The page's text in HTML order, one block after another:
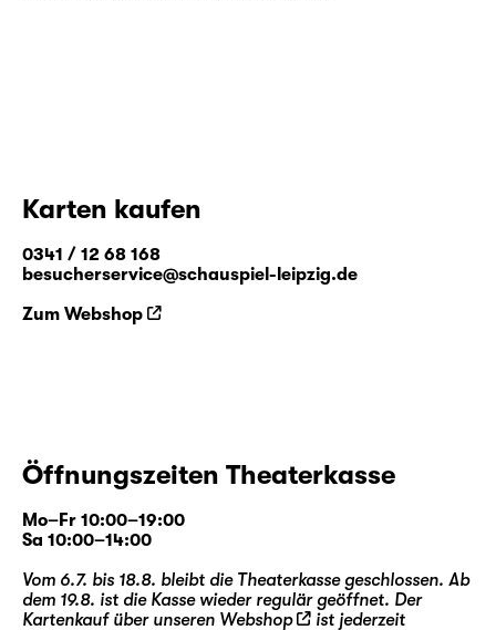
Karten kaufen
0341 / 12 68 168
besucherservice@schauspiel-leipzig.de
Zum Webshop
Öffnungszeiten Theaterkasse
Mo–Fr 10:00–19:00
Sa 10:00–14:00
Vom 6.7. bis 18.8. bleibt die Theaterkasse geschlossen. Ab
dem 19.8. ist die Kasse wieder regulär geöffnet. Der
Kartenkauf über unseren Webshop ist jederzeit